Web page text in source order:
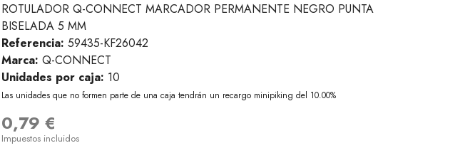
ROTULADOR Q-CONNECT MARCADOR PERMANENTE NEGRO PUNTA
BISELADA 5 MM
Referencia: 59435-KF26042
Marca: Q-CONNECT
Unidades por caja: 10
Las unidades que no formen parte de una caja tendrán un recargo minipiking del 10.00%
0,79 €
Impuestos incluidos